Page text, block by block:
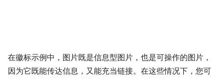
在徽标示例中，图片既是信息型图片，也是可操作的图片，
因为它既能传达信息，又能充当链接。在这些情况下，您可